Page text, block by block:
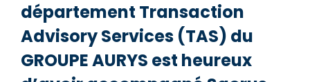
département Transaction
Advisory Services (TAS) du
GROUPE AURYS est heureux